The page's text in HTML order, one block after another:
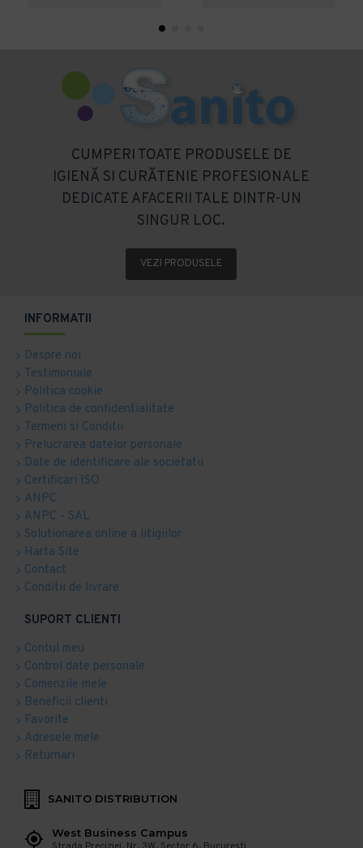
CUMPERI TOATE PRODUSELE DE
IGIENĂ SI CURĂTENIE PROFESIONALE
DEDICATE AFACERII TALE DINTR-UN
SINGUR LOC.
VEZI PRODUSELE
INFORMATII
Despre noi
Testimoniale
Politica cookie
Politica de confidentialitate
Termeni si Conditii
Prelucrarea datelor personale
Date de identificare ale societatii
Certificari ISO
ANPC
ANPC - SAL
Solutionarea online a litigiilor
Harta Site
Contact
Conditii de livrare
SUPORT CLIENTI
Contul meu
Control date personale
Comenzile mele
Beneficii clienti
Favorite
Adresele mele
Returnari
SANITO DISTRIBUTION
West Business Campus